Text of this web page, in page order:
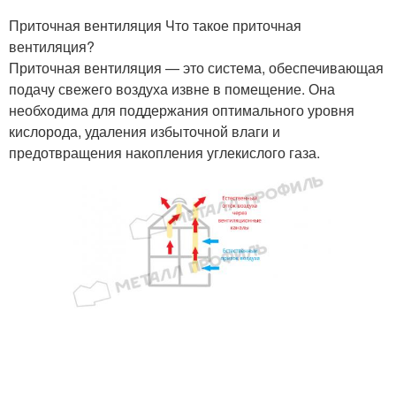
Приточная вентиляция Что такое приточная
вентиляция?
Приточная вентиляция — это система, обеспечивающая
подачу свежего воздуха извне в помещение. Она
необходима для поддержания оптимального уровня
кислорода, удаления избыточной влаги и
предотвращения накопления углекислого газа.